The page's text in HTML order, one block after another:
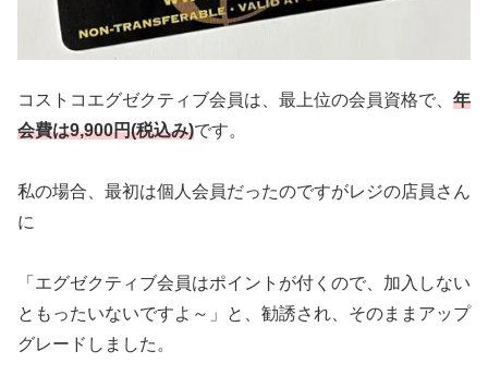
コストコエグゼクティブ会員は、最上位の会員資格で、 年
会費は9,900円(税込み)です。
私の場合、最初は個人会員だったのですがレジの店員さん
に
「エグゼクティブ会員はポイントが付くので、加入しない
ともったいないですよ～」と、勧誘され、そのままアップ
グレードしました。